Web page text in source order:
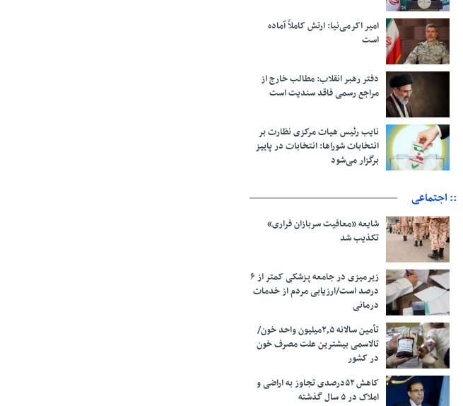
امیر اکرمی‌نیا: ارتش کاملاً آماده
است
دفتر رهبر انقلاب: مطالب خارج از
مراجع رسمی فاقد سندیت است
نایب رئیس هیات مرکزی نظارت بر
انتخابات شوراها: انتخابات در پاییز
برگزار می‌شود
:: اجتماعی
شایعه «معافیت سربازان فراری»
تکذیب شد
زیرمیزی در جامعه پزشکی کمتر از ۶
درصد است/ارزیابی مردم از خدمات
درمانی
تأمین سالانه ۲٫۵میلیون واحد خون/
تالاسمی بیشترین علت مصرف‌ خون
در کشور
کاهش ۵۲درصدی تجاوز به اراضی و
املاک در ۵ سال گذشته